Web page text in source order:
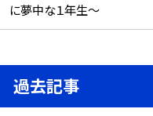
に夢中な１年生～
過去記事